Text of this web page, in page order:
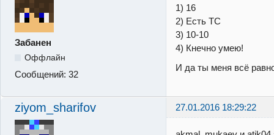
Забанен
Оффлайн
Сообщений: 32
1) 16
2) Есть ТС
3) 10-10
4) Кнечно умею!
И да ты меня всё
ziyom_sharifov 27.01.2016 18:29:22